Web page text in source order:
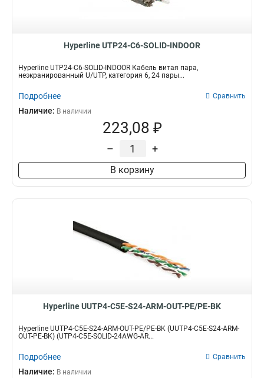
Hyperline UTP24-C6-SOLID-INDOOR
Hyperline UTP24-C6-SOLID-INDOOR Кабель витая пара,
неэкранированный U/UTP, категория 6, 24 пары...
Подробнее Сравнить
Наличие: В наличии
223,08 ₽
– +
В корзину
Hyperline UUTP4-C5E-S24-ARM-OUT-PE/PE-BK
Hyperline UUTP4-C5E-S24-ARM-OUT-PE/PE-BK (UUTP4-C5E-S24-ARM-
OUT-PE-BK) (UTP4-C5E-SOLID-24AWG-AR...
Подробнее Сравнить
Наличие: В наличии